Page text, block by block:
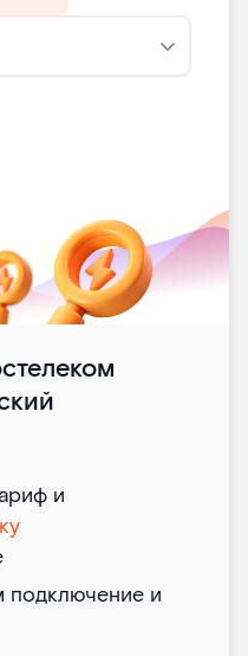
и
подключение и